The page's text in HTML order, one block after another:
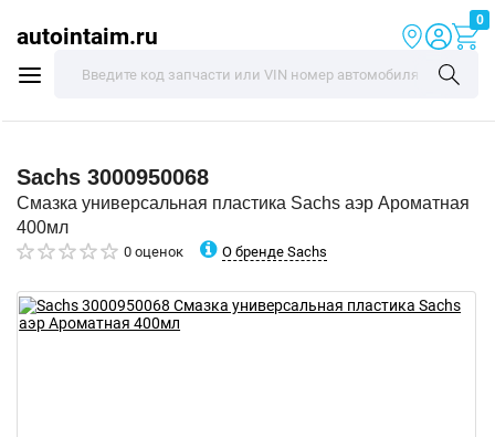
autointaim.ru
0
Sachs 3000950068
Смазка универсальная пластика Sachs аэр Ароматная
400мл
0 оценок О бренде Sachs